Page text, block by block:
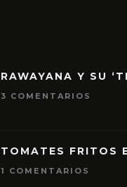
RAWAYANA Y SU
3 COMENTARIOS
TOMATES FRITOS
1 COMENTARIOS